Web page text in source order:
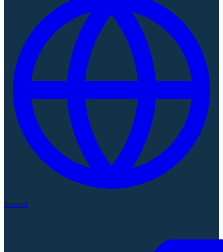
Internet